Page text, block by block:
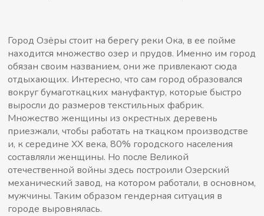
Город Озёры стоит на берегу реки Ока, в ее пойме
находится множество озер и прудов. Именно им город
обязан своим названием, они же привлекают сюда
отдыхающих. Интересно, что сам город образовался
вокруг бумаготкацких мануфактур, которые быстро
выросли до размеров текстильных фабрик.
Множество женщины из окрестных деревень
приезжали, чтобы работать на ткацком производстве
и, к середине XX века, 80% городского населения
составляли женщины. Но после Великой
отечественной войны здесь построили Озерский
механический завод, на котором работали, в основном,
мужчины. Таким образом гендерная ситуация в
городе выровнялась.